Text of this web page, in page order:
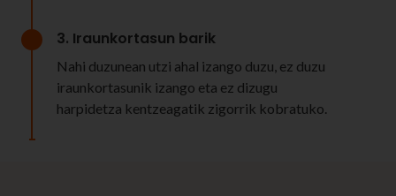
3. Iraunkortasun barik
Nahi duzunean utzi ahal izango duzu, ez duzu
iraunkortasunik izango eta ez dizugu
harpidetza kentzeagatik zigorrik kobratuko.